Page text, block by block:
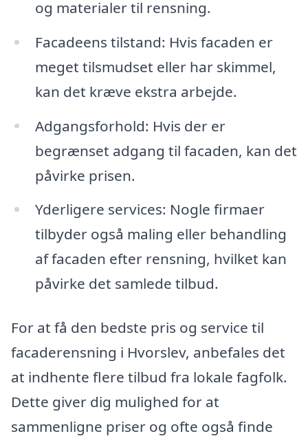
og materialer til rensning.
Facadeens tilstand: Hvis facaden er
meget tilsmudset eller har skimmel,
kan det kræve ekstra arbejde.
Adgangsforhold: Hvis der er
begrænset adgang til facaden, kan det
påvirke prisen.
Yderligere services: Nogle firmaer
tilbyder også maling eller behandling
af facaden efter rensning, hvilket kan
påvirke det samlede tilbud.
For at få den bedste pris og service til
facaderensning i Hvorslev, anbefales det
at indhente flere tilbud fra lokale fagfolk.
Dette giver dig mulighed for at
sammenligne priser og ofte også finde